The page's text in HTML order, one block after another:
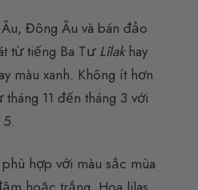
Đông Âu và bán đảo
từ tiếng Ba Tư Lîlakhay
màu xanh. Không ít hơn
11 đến tháng 3 với
hợp với màu sắc mùa